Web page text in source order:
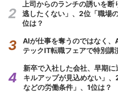
上司からのランチの誘いを
逃したくない」、2位「職場
位は？
AIが仕事を奪うのではなく
テックIT転職フェアで特別講
新卒で入社した会社、早期
キルアップが見込めない」
などの労働条件」、1位は？